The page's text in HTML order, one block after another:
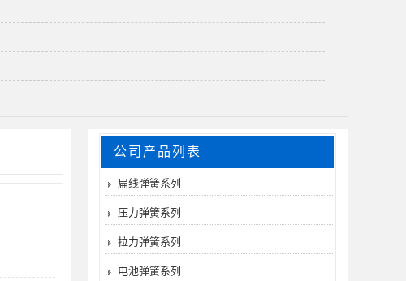
公司产品列表
扁线弹簧系列
压力弹簧系列
拉力弹簧系列
电池弹簧系列